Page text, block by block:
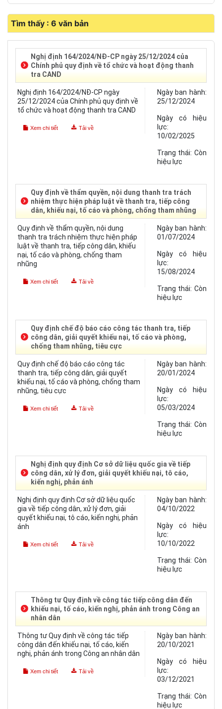
Tìm thấy : 6 văn bản
Nghị định 164/2024/NĐ-CP ngày 25/12/2024 của
Chính phủ quy định về tổ chức và hoạt động thanh
tra CAND
Nghị định 164/2024/NĐ-CP ngày
25/12/2024 của Chính phủ quy định về
tổ chức và hoạt động thanh tra CAND
Xem chi tiết Tải về
Ngày ban hành:
25/12/2024
Ngày có hiệu
lực:
10/02/2025
Trạng thái: Còn
hiệu lực
Quy định về thẩm quyền, nội dung thanh tra trách
nhiệm thực hiện pháp luật về thanh tra, tiếp công
dân, khiếu nại, tố cáo và phòng, chống tham nhũng
Quy định về thẩm quyền, nội dung
thanh tra trách nhiệm thực hiện pháp
luật về thanh tra, tiếp công dân, khiếu
nại, tố cáo và phòng, chống tham
nhũng
Xem chi tiết Tải về
Ngày ban hành:
01/07/2024
Ngày có hiệu
lực:
15/08/2024
Trạng thái: Còn
hiệu lực
Quy định chế độ báo cáo công tác thanh tra, tiếp
công dân, giải quyết khiếu nại, tố cáo và phòng,
chống tham nhũng, tiêu cực
Quy định chế độ báo cáo công tác
thanh tra, tiếp công dân, giải quyết
khiếu nại, tố cáo và phòng, chống tham
nhũng, tiêu cực
Xem chi tiết Tải về
Ngày ban hành:
20/01/2024
Ngày có hiệu
lực:
05/03/2024
Trạng thái: Còn
hiệu lực
Nghị định quy định Cơ sở dữ liệu quốc gia về tiếp
công dân, xử lý đơn, giải quyết khiếu nại, tô cáo,
kiến nghị, phản ánh
Nghị định quy định Cơ sở dữ liệu quốc
gia về tiếp công dân, xử lý đơn, giải
quyết khiếu nại, tô cáo, kiến nghị, phản
ánh
Xem chi tiết Tải về
Ngày ban hành:
04/10/2022
Ngày có hiệu
lực:
10/10/2022
Trạng thái: Còn
hiệu lực
Thông tư Quy định về công tác tiếp công dân đến
khiếu nại, tố cáo, kiến nghị, phản ánh trong Công an
nhân dân
Thông tư Quy định về công tác tiếp
công dân đến khiếu nại, tố cáo, kiến
nghị, phản ánh trong Công an nhân dân
Xem chi tiết Tải về
Ngày ban hành:
20/10/2021
Ngày có hiệu
lực:
03/12/2021
Trạng thái: Còn
hiệu lực